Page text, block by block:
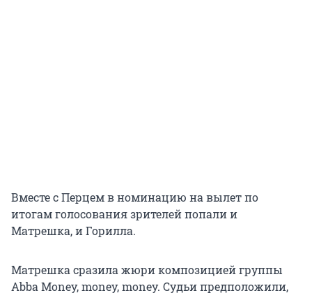
Вместе с Перцем в номинацию на вылет по
итогам голосования зрителей попали и
Матрешка, и Горилла.
Матрешка сразила жюри композицией группы
Abba Money, money, money. Судьи предположили,